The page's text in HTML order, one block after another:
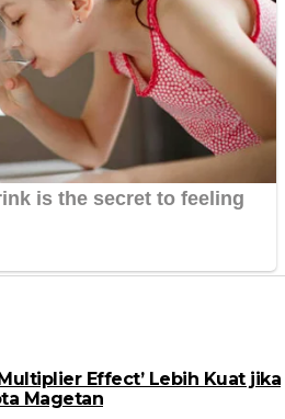
Effect’ Lebih Kuat jika
Magetan